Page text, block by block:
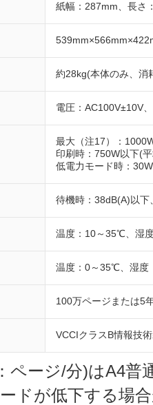
紙幅：287mm、長さ
約28kg(本体のみ、消
電圧：AC100V±10V
最大（注17）：
印刷時：750W以下(
低電力モード時：
待機時：38dB(A)以
温度：10～35℃、湿
温度：0～35℃、湿度
100万ページまたは5
VCCIクラスB情報技
ページ/分)はA4
ドが低下する場